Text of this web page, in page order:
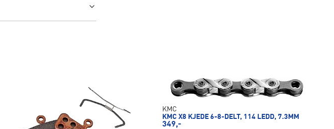
KMC
KMC X8 KJEDE 6-8-DELT, 114 LEDD, 7.3MM
349,-